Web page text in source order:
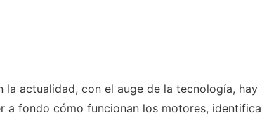
actualidad, con el auge de la tecnología, hay
a fondo cómo funcionan los motores,